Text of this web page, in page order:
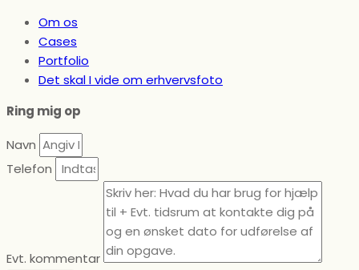
Om os
Cases
Portfolio
Det skal I vide om erhvervsfoto
Ring mig op
Navn
Telefon
Evt. kommentar